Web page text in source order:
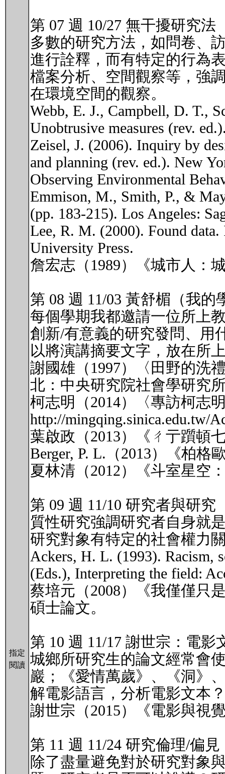
指定
閱讀
第 07 週 10/27 無干擾研究法
多數的研究方法，如問卷、
進行詮釋，而有特定的行為表
檔案分析、空間觀察等，強
在環境空間的觀察。
Webb, E. J., Campbell, D. T.,
Unobtrusive measures (rev.
Zeisel, J. (2006). Inquiry by
and planning (rev. ed.). New
Observing Environmental
Emmison, M., Smith, P., &
(pp. 183-215). Los Angeles:
Lee, R. M. (2000). Found
University Press.
詹宏志（1989）《城市人：
第 08 週 11/03 黃舒楣（我的
每個學期我都邀請一位所上
創新/有意義的研究發問、用
以將演講摘要文字，放在所
謝國雄（1997）〈田野的洗
北：中央研究院社會學研究
柯志明（2014）〈專訪柯志
http://mingqing.sinica.edu.tw/
葉啟政（2013）《ㄔ亍躓頓
Berger, P. L.（2013）《柏
夏林清（2012）《斗室星空
第 09 週 11/10 研究者與研究
質性研究強調研究者自身就
研究對象有特定的社會權力
Ackers, H. L. (1993). Racism,
(Eds.), Interpreting the field:
蔡培元（2008）《我僅僅只
碩士論文。
第 10 週 11/17 謝世宗：電影
城鄉所研究生的論文經常會
巖；《愛情萬歲》、《洞》
解電影語言，分析電影文本
謝世宗（2015）《電影與視
第 11 週 11/24 研究倫理/偏見
除了盡量避免對於研究對象